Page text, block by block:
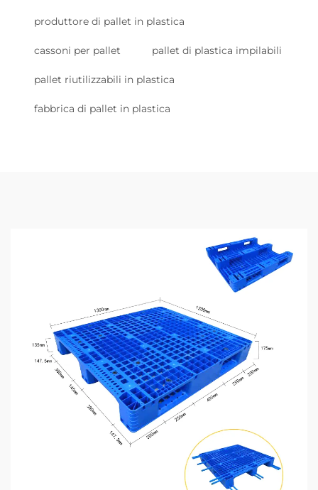
produttore di pallet in plastica
cassoni per pallet pallet di plastica impilabili
pallet riutilizzabili in plastica
fabbrica di pallet in plastica